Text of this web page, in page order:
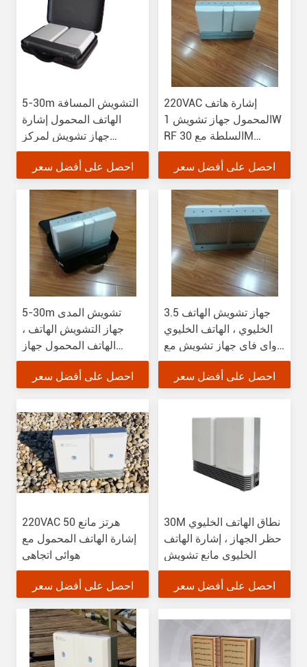
5-30m التشويش المسافة
الهاتف المحمول إشارة
جهاز تشويش لمركز
المؤتمرات
احصل على أفضل سعر
220VAC إشارة هاتف
المحمول جهاز تشويش 1W
RF السلطة مع 30M
مسافة التشويش
احصل على أفضل سعر
5-30m تشويش المدى
جهاز التشويش الهاتف ،
الهاتف المحمول جهاز
تشويش 1W RF الطاقة
احصل على أفضل سعر
3.5 جهاز تشويش الهاتف
الخليوي ، الهاتف الخليوي
وواي فاي جهاز تشويش مع
التيار الكهربائي 220VAC
احصل على أفضل سعر
220VAC 50 هرتز مانع
إشارة الهاتف المحمول مع
هوائي اتجاهي
احصل على أفضل سعر
30M نطاق الهاتف الخليوي
حظر الجهاز ، إشارة الهاتف
الخليوي مانع تشويش
احصل على أفضل سعر